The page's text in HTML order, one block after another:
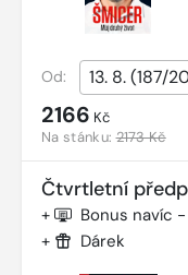
Od:
2166 Kč
Na stánku:2173 Kč
Čtvrtletní
+ Bonus navíc
+ Dárek